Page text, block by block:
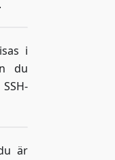
i
du
är